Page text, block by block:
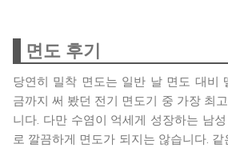
면도 후기
당연히 밀착 면도는 일반 날 면도 대비
금까지 써 봤던 전기 면도기 중 가장 최
니다. 다만 수염이 억세게 성장하는 남
로 깔끔하게 면도가 되지는 않습니다.